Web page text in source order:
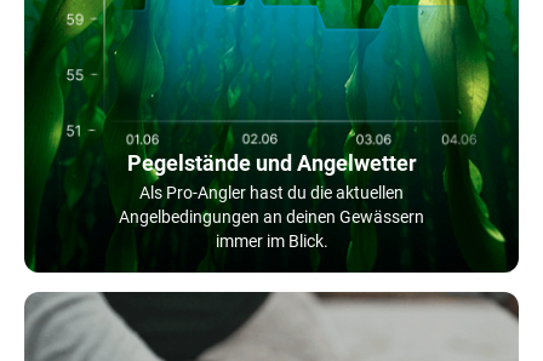
Pegelstände und Angelwetter
Als Pro-Angler hast du die aktuellen
Angelbedingungen an deinen Gewässern
immer im Blick.